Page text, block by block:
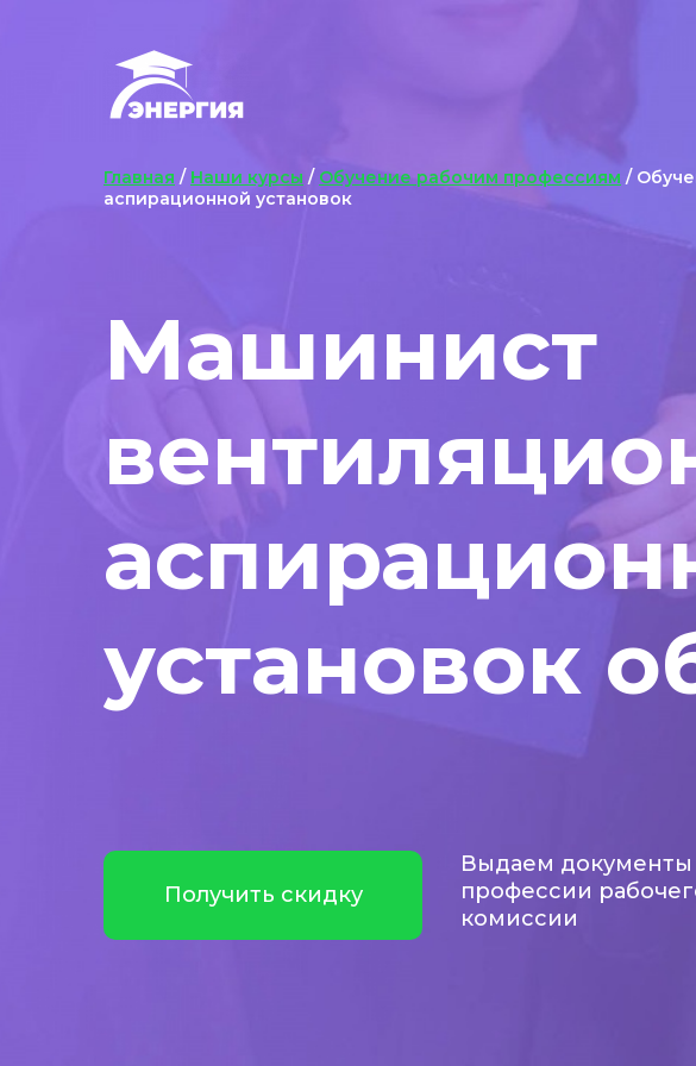
Машинист
установок
Выдаем документы
профессии
комиссии
Получить скидку
Главная / Наши курсы / Обучение рабочим профессиям /
аспирационной установок